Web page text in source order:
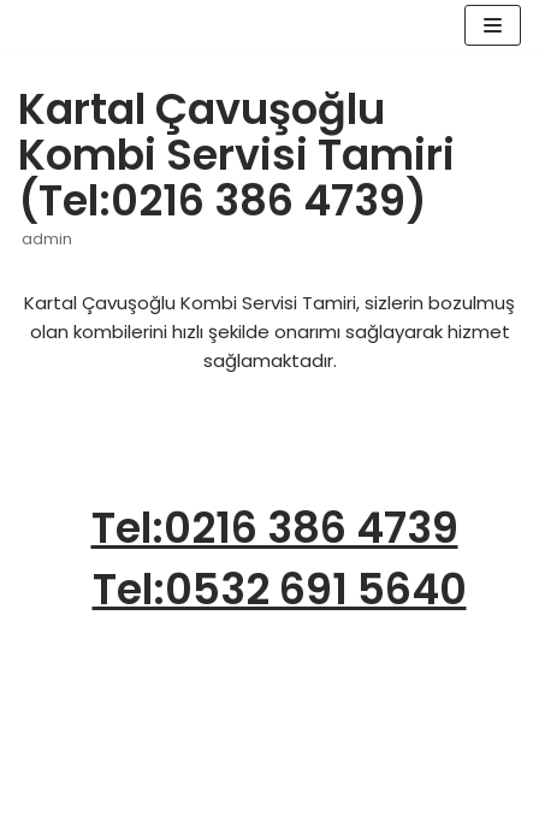
Kartal Çavuşoğlu
Kombi Servisi Tamiri
(Tel:0216 386 4739)
admin
Kartal Çavuşoğlu Kombi Servisi Tamiri, sizlerin bozulmuş
olan kombilerini hızlı şekilde onarımı sağlayarak hizmet
sağlamaktadır.
Tel:0216 386 4739
Tel:0532 691 5640